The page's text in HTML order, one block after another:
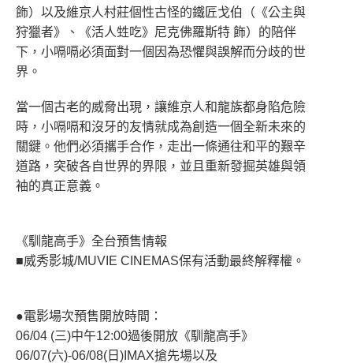
飾）以及維京人村莊個性古怪的鐵匠戈伯（《公主與
狩獵者》、《活人甡吃》尼克佛羅斯特 飾）的陪伴
下，小嗝嗝必須面對一個因為恐懼與誤解而分歧的世
界。
當一個古老的威脅出現，讓維京人和龍族都身陷危險
時，小嗝嗝和沒牙的友情就成為創造一個全新未來的
關鍵。他們必須攜手合作，走出一條通往和平的艱辛
道路，突破各自世界的界限，並且重新發掘英雄與領
袖的真正意義。
《馴龍高手》全台預售情報
■威秀影城/MUVIE CINEMAS保有活動最終解釋權。
●電影場次預售開放時間：
06/04 (三)中午12:00過後開放《馴龍高手》
06/07(六)-06/08(日)IMAX搶先場以及